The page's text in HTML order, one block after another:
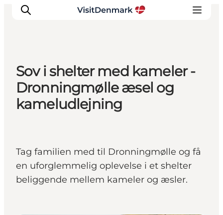
Inspiration
Destinationer
Oplevelser
Sov i shelter med kameler -
Dronningmølle æsel og
kameludlejning
Tag familien med til Dronningmølle og få
en uforglemmelig oplevelse i et shelter
beliggende mellem kameler og æsler.